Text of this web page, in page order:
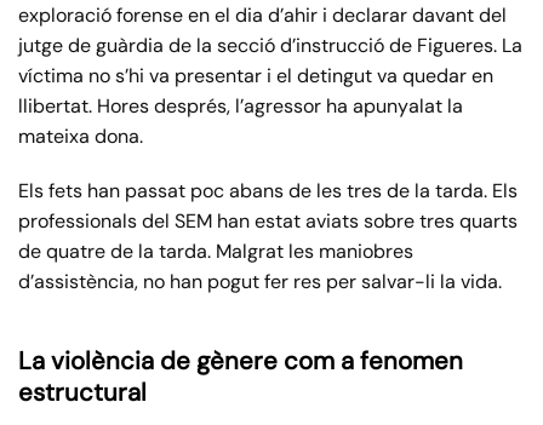
exploració forense en el dia d’ahir i declarar davant del
jutge de guàrdia de la secció d’instrucció de Figueres. La
víctima no s’hi va presentar i el detingut va quedar en
llibertat. Hores després, l’agressor ha apunyalat la
mateixa dona.
Els fets han passat poc abans de les tres de la tarda. Els
professionals del SEM han estat aviats sobre tres quarts
de quatre de la tarda. Malgrat les maniobres
d’assistència, no han pogut fer res per salvar-li la vida.
La violència de gènere com a fenomen
estructural